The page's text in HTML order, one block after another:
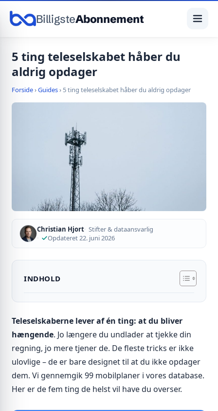
BilligsteAbonnement
5 ting teleselskabet håber du
aldrig opdager
Forside›Guides› 5 ting teleselskabet håber du aldrig opdager
Christian Hjort Stifter & dataansvarlig
Opdateret 22. juni 2026
INDHOLD
Teleselskaberne lever af én ting: at du bliver
hængende. Jo længere du undlader at tjekke din
regning, jo mere tjener de. De fleste tricks er ikke
ulovlige – de er bare designet til at du ikke opdager
dem. Vi gennemgik 99 mobilplaner i vores database.
Her er de fem ting de helst vil have du overser.